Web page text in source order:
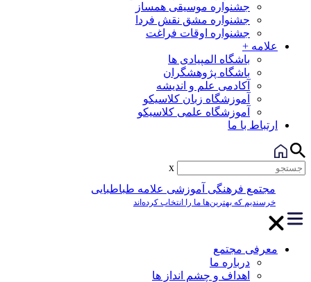
جشنواره موسیقی همساز
جشنواره مشق نقش فردا
جشنواره اوقات فراغت
علامه +
باشگاه المپیادی ها
باشگاه پژوهشگران
آکادمی علم و اندیشه
آموزشگاه زبان کلاسیکو
آموزشگاه علمی کلاسیکو
ارتباط با ما
مجتمع فرهنگی آموزشی علامه طباطبایی
خرسندیم که بهترین‌ها ما را انتخاب کرده‌اند
معرفی مجتمع
درباره ما
اهداف و چشم انداز ها